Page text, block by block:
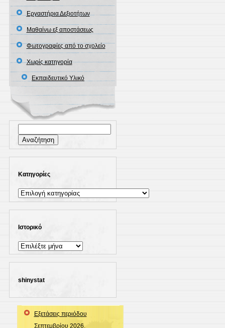
Εργαστήρια Δεξιοτήτων
Μαθαίνω εξ αποστάσεως
Φωτογραφίες από το σχολείο
Χωρίς κατηγορία
Εκπαιδευτικό Υλικό
για:
Kατηγορίες
Kατηγορίες
Ιστορικό
Ιστορικό
shinystat
Εξετάσεις περιόδου
Σεπτεμβρίου 2026.